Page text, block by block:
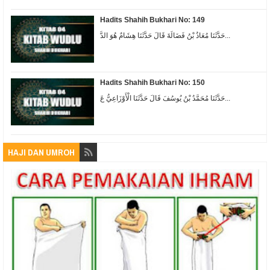
Hadits Shahih Bukhari No: 149
حَدَّثَنَا مُعَاذُ بْنُ فَضَالَةَ قَالَ حَدَّثَنَا هِشَامٌ هُوَ الدَّ...
Hadits Shahih Bukhari No: 150
حَدَّثَنَا مُحَمَّدُ بْنُ يُوسُفَ قَالَ حَدَّثَنَا الْأَوْزَاعِيُّ عَ...
HAJI DAN UMROH